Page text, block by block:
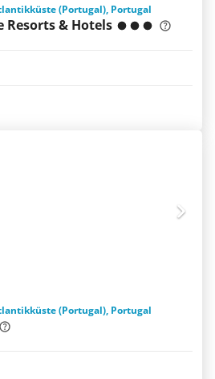
(Portugal), Portugal
Resorts & Hotels
(Portugal), Portugal